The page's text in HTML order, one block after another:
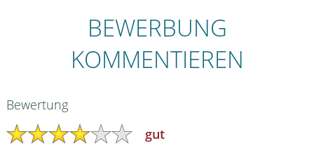
BEWERBUNG
KOMMENTIEREN
Bewertung
gut